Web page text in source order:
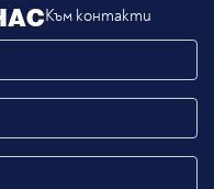
Към контакти